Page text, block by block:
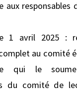
aux responsables
1 avril 2025 :
au comité
qui le
du comité de